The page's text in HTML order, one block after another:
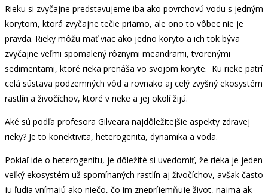
Rieku si zvyčajne predstavujeme iba ako povrchovú vodu s jedným
korytom, ktorá zvyčajne tečie priamo, ale ono to vôbec nie je
pravda. Rieky môžu mať viac ako jedno koryto a ich tok býva
zvyčajne veľmi spomalený rôznymi meandrami, tvorenými
sedimentami, ktoré rieka prenáša vo svojom koryte. Ku rieke patrí
celá sústava podzemných vôd a rovnako aj celý zvyšný ekosystém
rastlín a živočíchov, ktoré v rieke a jej okolí žijú.
Aké sú podľa profesora Gilveara najdôležitejšie aspekty zdravej
rieky? Je to konektivita, heterogenita, dynamika a voda.
Pokiaľ ide o heterogenitu, je dôležité si uvedomiť, že rieka je jeden
veľký ekosystém už spomínaných rastlín aj živočíchov, avšak často
ju ľudia vnímajú ako niečo, čo im znepríjemňuje život, najmä ak